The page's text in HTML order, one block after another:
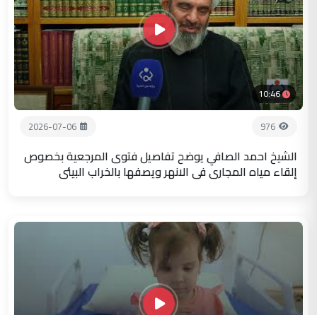
10:46
976
2026-07-06
الشيخ احمد الصافي يوضح تفاصيل فتوى المرجعية بخصوص
إلقاء مياه المجاري في الانهر ويصفها بالخراب البيئي